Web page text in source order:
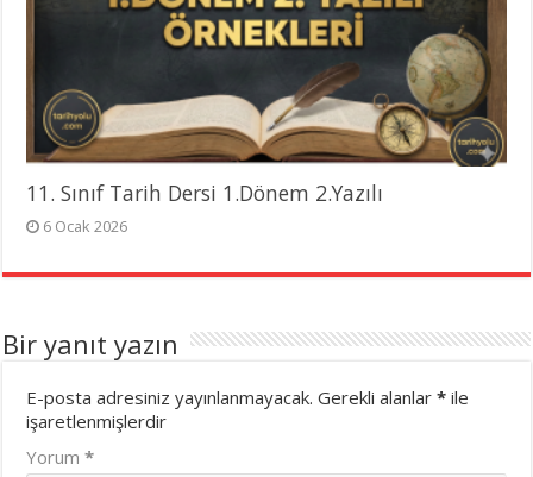
11. Sınıf Tarih Dersi 1.Dönem 2.Yazılı
6 Ocak 2026
Bir yanıt yazın
E-posta adresiniz yayınlanmayacak. Gerekli alanlar* ile
işaretlenmişlerdir
Yorum*